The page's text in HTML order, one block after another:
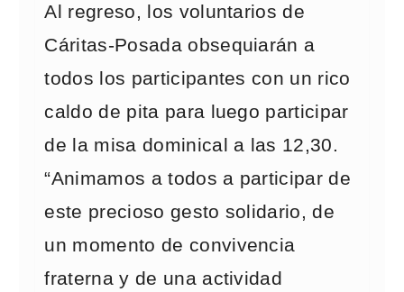
Al regreso, los voluntarios de
Cáritas-Posada obsequiarán a
todos los participantes con un rico
caldo de pita para luego participar
de la misa dominical a las 12,30.
“Animamos a todos a participar de
este precioso gesto solidario, de
un momento de convivencia
fraterna y de una actividad